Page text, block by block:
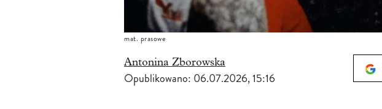
mat. prasowe
Antonina Zborowska
Opublikowano: 06.07.2026, 15:16